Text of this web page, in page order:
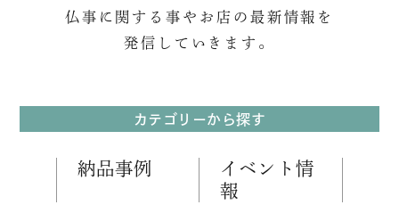
仏事に関する事やお店の最新情報を
発信していきます。
カテゴリーから探す
納品事例
イベント情
報